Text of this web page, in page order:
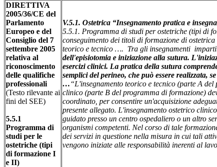
DIRETTIVA
2005/36/CE del
Parlamento
Europeo e del
Consiglio del 7
settembre 2005
relativa al
riconoscimento
delle qualifiche
professionali
(Testo rilevante ai
fini del SEE)
5.5.1
Programma di
studi per le
ostetriche (tipi
di formazione I
e II)
V.5.1. Ostetrica “Insegnamento pratica e
5.5.1. Programma di studi per ostetriche (tipi di
conseguimento dei titoli di formazione di
teorico e tecnico …. Tra gli insegnamenti
dell'episiotomia e iniziazione alla sutura.
esercizi clinici. La pratica della sutura
semplici del perineo, che può essere realizzata,
…“L'insegnamento teorico e tecnico (parte A
clinico (parte B del programma di formazione)
coordinato, per consentire un'acquisizione
presente allegato. L'insegnamento ostetrico
guidato presso un centro ospedaliero o un altro
organismi competenti. Nel corso di tale
dei servizi in questione nella misura in cui tali
vengono iniziate alle responsabilità inerenti al